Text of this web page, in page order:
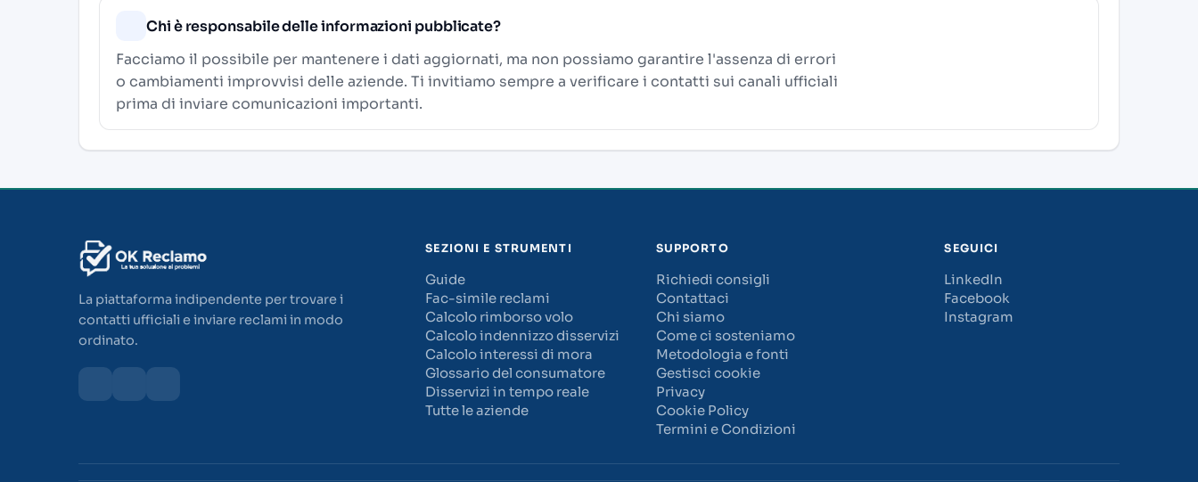
Chi è responsabile delle informazioni pubblicate?
Facciamo il possibile per mantenere i dati aggiornati, ma non possiamo garantire l'assenza di errori
o cambiamenti improvvisi delle aziende. Ti invitiamo sempre a verificare i contatti sui canali ufficiali
prima di inviare comunicazioni importanti.
La piattaforma indipendente per trovare i
contatti ufficiali e inviare reclami in modo
ordinato.
SEZIONI E STRUMENTI
Guide
Fac-simile reclami
Calcolo rimborso volo
Calcolo indennizzo disservizi
Calcolo interessi di mora
Glossario del consumatore
Disservizi in tempo reale
Tutte le aziende
SUPPORTO
Richiedi consigli
Contattaci
Chi siamo
Come ci sosteniamo
Metodologia e fonti
Gestisci cookie
Privacy
Cookie Policy
Termini e Condizioni
SEGUICI
LinkedIn
Facebook
Instagram